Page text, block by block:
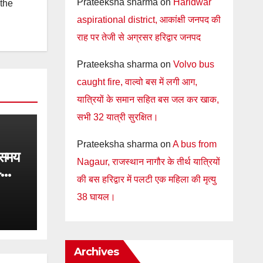
Prateeksha sharma on Haridwar
aspirational district, आकांक्षी जनपद की
राह पर तेजी से अग्रसर हरिद्वार जनपद
Prateeksha sharma on Volvo bus
caught fire, वाल्वो बस में लगी आग,
यात्रियों के समान सहित बस जल कर खाक,
सभी 32 यात्री सुरक्षित।
Prateeksha sharma on A bus from
Nagaur, राजस्थान नागौर के तीर्थ यात्रियों
की बस हरिद्वार में पलटी एक महिला की मृत्यु
38 घायल।
Archives